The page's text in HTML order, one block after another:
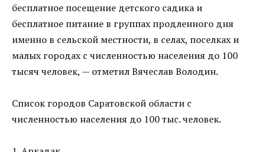
бесплатное посещение детского садика и
бесплатное питание в группах продленного дня
именно в сельской местности, в селах, поселках и
малых городах с численностью населения до 100
тысяч человек, — отметил Вячеслав Володин.
Список городов Саратовской области с
численностью населения до 100 тыс. человек.